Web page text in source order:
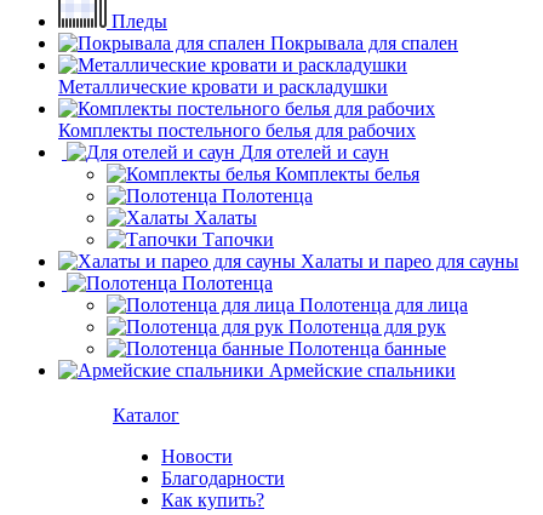
Пледы
Покрывала для спален
Металлические кровати и раскладушки
Комплекты постельного белья для рабочих
Для отелей и саун
Комплекты белья
Полотенца
Халаты
Тапочки
Халаты и парео для сауны
Полотенца
Полотенца для лица
Полотенца для рук
Полотенца банные
Армейские спальники
Каталог
Новости
Благодарности
Как купить?